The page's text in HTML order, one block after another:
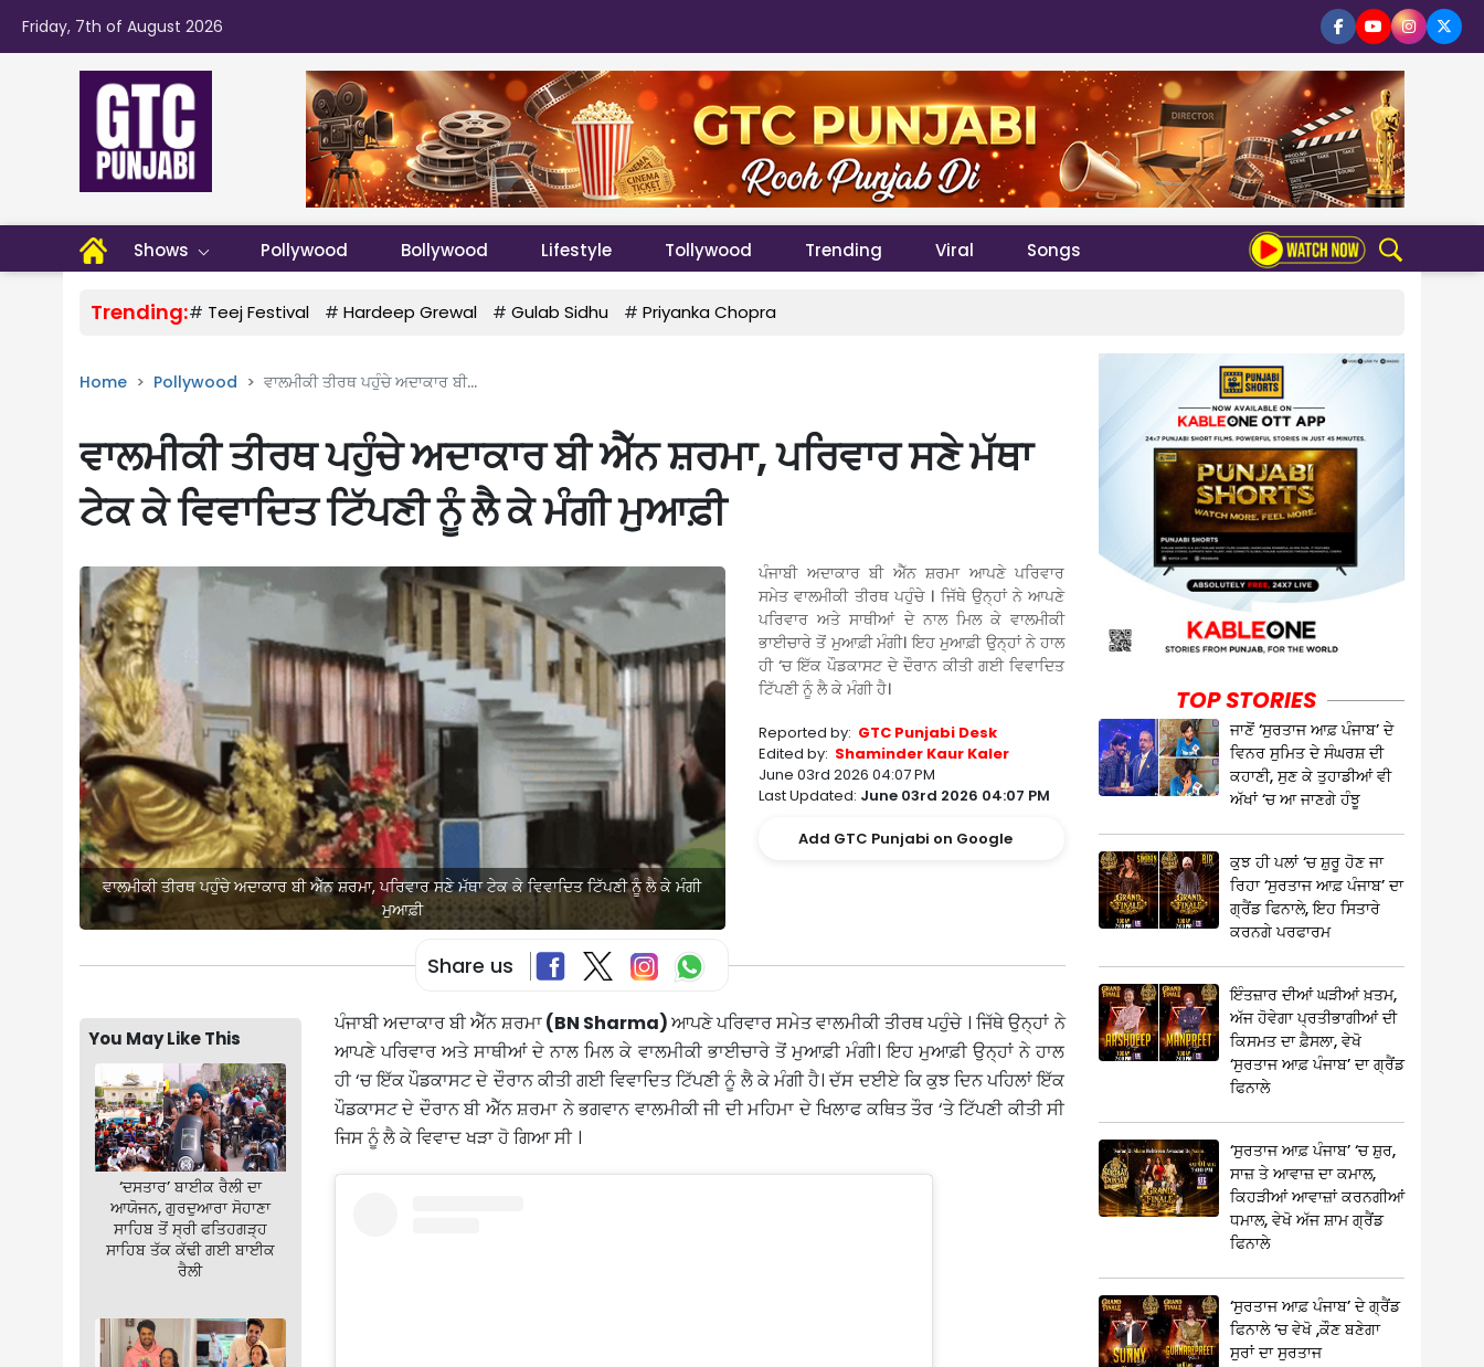
Friday, 7th of August 2026
Shows Pollywood Bollywood Lifestyle Tollywood Trending Viral Songs
Trending:# Teej Festival # Hardeep Grewal # Gulab Sidhu # Priyanka Chopra
Home Pollywood ਵਾਲਮੀਕੀ ਤੀਰਥ ਪਹੁੰਚੇ ਅਦਾਕਾਰ ਬੀ...
ਵਾਲਮੀਕੀ ਤੀਰਥ ਪਹੁੰਚੇ ਅਦਾਕਾਰ ਬੀ ਐੱਨ ਸ਼ਰਮਾ, ਪਰਿਵਾਰ ਸਣੇ ਮੱਥਾ
ਟੇਕ ਕੇ ਵਿਵਾਦਿਤ ਟਿੱਪਣੀ ਨੂੰ ਲੈ ਕੇ ਮੰਗੀ ਮੁਆਫ਼ੀ
ਵਾਲਮੀਕੀ ਤੀਰਥ ਪਹੁੰਚੇ ਅਦਾਕਾਰ ਬੀ ਐੱਨ ਸ਼ਰਮਾ, ਪਰਿਵਾਰ ਸਣੇ ਮੱਥਾ ਟੇਕ ਕੇ ਵਿਵਾਦਿਤ ਟਿੱਪਣੀ ਨੂੰ ਲੈ ਕੇ ਮੰਗੀ
ਮੁਆਫ਼ੀ
ਪੰਜਾਬੀ ਅਦਾਕਾਰ ਬੀ ਐੱਨ ਸ਼ਰਮਾ ਆਪਣੇ ਪਰਿਵਾਰ
ਸਮੇਤ ਵਾਲਮੀਕੀ ਤੀਰਥ ਪਹੁੰਚੇ । ਜਿੱਥੇ ਉਨ੍ਹਾਂ ਨੇ ਆਪਣੇ
ਪਰਿਵਾਰ ਅਤੇ ਸਾਥੀਆਂ ਦੇ ਨਾਲ ਮਿਲ ਕੇ ਵਾਲਮੀਕੀ
ਭਾਈਚਾਰੇ ਤੋਂ ਮੁਆਫ਼ੀ ਮੰਗੀ। ਇਹ ਮੁਆਫ਼ੀ ਉਨ੍ਹਾਂ ਨੇ ਹਾਲ
ਹੀ ‘ਚ ਇੱਕ ਪੌਡਕਾਸਟ ਦੇ ਦੌਰਾਨ ਕੀਤੀ ਗਈ ਵਿਵਾਦਿਤ
ਟਿੱਪਣੀ ਨੂੰ ਲੈ ਕੇ ਮੰਗੀ ਹੈ।
Reported by: GTC Punjabi Desk
Edited by: Shaminder Kaur Kaler
June 03rd 2026 04:07 PM
Last Updated: June 03rd 2026 04:07 PM
Add GTC Punjabi on Google
Share us
You May Like This
‘ਦਸਤਾਰ’ ਬਾਈਕ ਰੈਲੀ ਦਾ
ਆਯੋਜਨ, ਗੁਰਦੁਆਰਾ ਸੋਹਾਣਾ
ਸਾਹਿਬ ਤੋਂ ਸ੍ਰੀ ਫਤਿਹਗੜ੍ਹ
ਸਾਹਿਬ ਤੱਕ ਕੱਢੀ ਗਈ ਬਾਈਕ
ਰੈਲੀ
ਪੰਜਾਬੀ ਅਦਾਕਾਰ ਬੀ ਐੱਨ ਸ਼ਰਮਾ(BN Sharma)ਆਪਣੇ ਪਰਿਵਾਰ ਸਮੇਤ ਵਾਲਮੀਕੀ ਤੀਰਥ ਪਹੁੰਚੇ । ਜਿੱਥੇ ਉਨ੍ਹਾਂ ਨੇ
ਆਪਣੇ ਪਰਿਵਾਰ ਅਤੇ ਸਾਥੀਆਂ ਦੇ ਨਾਲ ਮਿਲ ਕੇ ਵਾਲਮੀਕੀ ਭਾਈਚਾਰੇ ਤੋਂ ਮੁਆਫ਼ੀ ਮੰਗੀ। ਇਹ ਮੁਆਫ਼ੀ ਉਨ੍ਹਾਂ ਨੇ ਹਾਲ
ਹੀ ‘ਚ ਇੱਕ ਪੌਡਕਾਸਟ ਦੇ ਦੌਰਾਨ ਕੀਤੀ ਗਈ ਵਿਵਾਦਿਤ ਟਿੱਪਣੀ ਨੂੰ ਲੈ ਕੇ ਮੰਗੀ ਹੈ। ਦੱਸ ਦਈਏ ਕਿ ਕੁਝ ਦਿਨ ਪਹਿਲਾਂ ਇੱਕ
ਪੌਡਕਾਸਟ ਦੇ ਦੌਰਾਨ ਬੀ ਐੱਨ ਸ਼ਰਮਾ ਨੇ ਭਗਵਾਨ ਵਾਲਮੀਕੀ ਜੀ ਦੀ ਮਹਿਮਾ ਦੇ ਖਿਲਾਫ ਕਥਿਤ ਤੌਰ ‘ਤੇ ਟਿੱਪਣੀ ਕੀਤੀ ਸੀ
ਜਿਸ ਨੂੰ ਲੈ ਕੇ ਵਿਵਾਦ ਖੜਾ ਹੋ ਗਿਆ ਸੀ ।
TOP STORIES
ਜਾਣੋਂ ‘ਸੁਰਤਾਜ ਆਫ਼ ਪੰਜਾਬ’ ਦੇ
ਵਿਨਰ ਸੁਮਿਤ ਦੇ ਸੰਘਰਸ਼ ਦੀ
ਕਹਾਣੀ, ਸੁਣ ਕੇ ਤੁਹਾਡੀਆਂ ਵੀ
ਅੱਖਾਂ ‘ਚ ਆ ਜਾਣਗੇ ਹੰਝੂ
ਕੁਝ ਹੀ ਪਲਾਂ ‘ਚ ਸ਼ੁਰੂ ਹੋਣ ਜਾ
ਰਿਹਾ ‘ਸੁਰਤਾਜ ਆਫ਼ ਪੰਜਾਬ’ ਦਾ
ਗ੍ਰੈਂਡ ਫਿਨਾਲੇ, ਇਹ ਸਿਤਾਰੇ
ਕਰਨਗੇ ਪਰਫਾਰਮ
ਇੰਤਜ਼ਾਰ ਦੀਆਂ ਘੜੀਆਂ ਖ਼ਤਮ,
ਅੱਜ ਹੋਵੇਗਾ ਪ੍ਰਤੀਭਾਗੀਆਂ ਦੀ
ਕਿਸਮਤ ਦਾ ਫ਼ੈਸਲਾ, ਵੇਖੋ
‘ਸੁਰਤਾਜ ਆਫ਼ ਪੰਜਾਬ’ ਦਾ ਗ੍ਰੈਂਡ
ਫਿਨਾਲੇ
‘ਸੁਰਤਾਜ ਆਫ਼ ਪੰਜਾਬ’ ‘ਚ ਸ਼ੁਰ,
ਸਾਜ਼ ਤੇ ਆਵਾਜ਼ ਦਾ ਕਮਾਲ,
ਕਿਹੜੀਆਂ ਆਵਾਜ਼ਾਂ ਕਰਨਗੀਆਂ
ਧਮਾਲ, ਵੇਖੋ ਅੱਜ ਸ਼ਾਮ ਗ੍ਰੈਂਡ
ਫਿਨਾਲੇ
‘ਸੁਰਤਾਜ ਆਫ਼ ਪੰਜਾਬ’ ਦੇ ਗ੍ਰੈਂਡ
ਫਿਨਾਲੇ ‘ਚ ਵੇਖੋ ,ਕੌਣ ਬਣੇਗਾ
ਸੁਰਾਂ ਦਾ ਸੁਰਤਾਜ